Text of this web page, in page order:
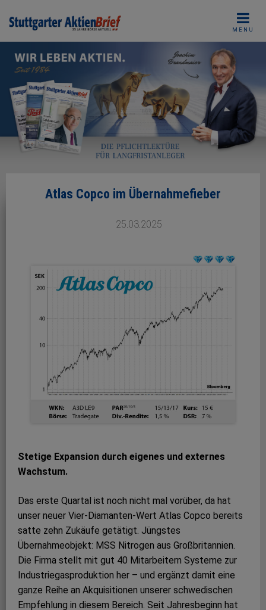
MENU
Atlas Copco im Übernahmefieber
25.03.2025
Stetige Expansion durch eigenes und externes
Wachstum.
Das erste Quartal ist noch nicht mal vorüber, da hat
unser neuer Vier-Diamanten-Wert Atlas Copco bereits
satte zehn Zukäufe getätigt. Jüngstes
Übernahmeobjekt: MSS Nitrogen aus Großbritannien.
Die Firma stellt mit gut 40 Mitarbeitern Systeme zur
Industriegasproduktion her – und ergänzt damit eine
ganze Reihe an Akquisitionen unserer schwedischen
Empfehlung in diesem Bereich. Seit Jahresbeginn hat